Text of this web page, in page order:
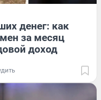
денег: как
за месяц
доход